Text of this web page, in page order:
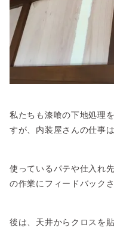
私たちも漆喰の下地処理
すが、内装屋さんの仕事
使っているパテや仕入れ
の作業にフィードバック
後は、天井からクロスを